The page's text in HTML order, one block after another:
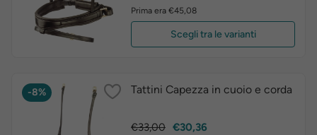
Prima era €45,08
Scegli tra le varianti
-8% Tattini Capezza in cuoio e corda
Prezzo
€33,00 Prezzo
€30,36